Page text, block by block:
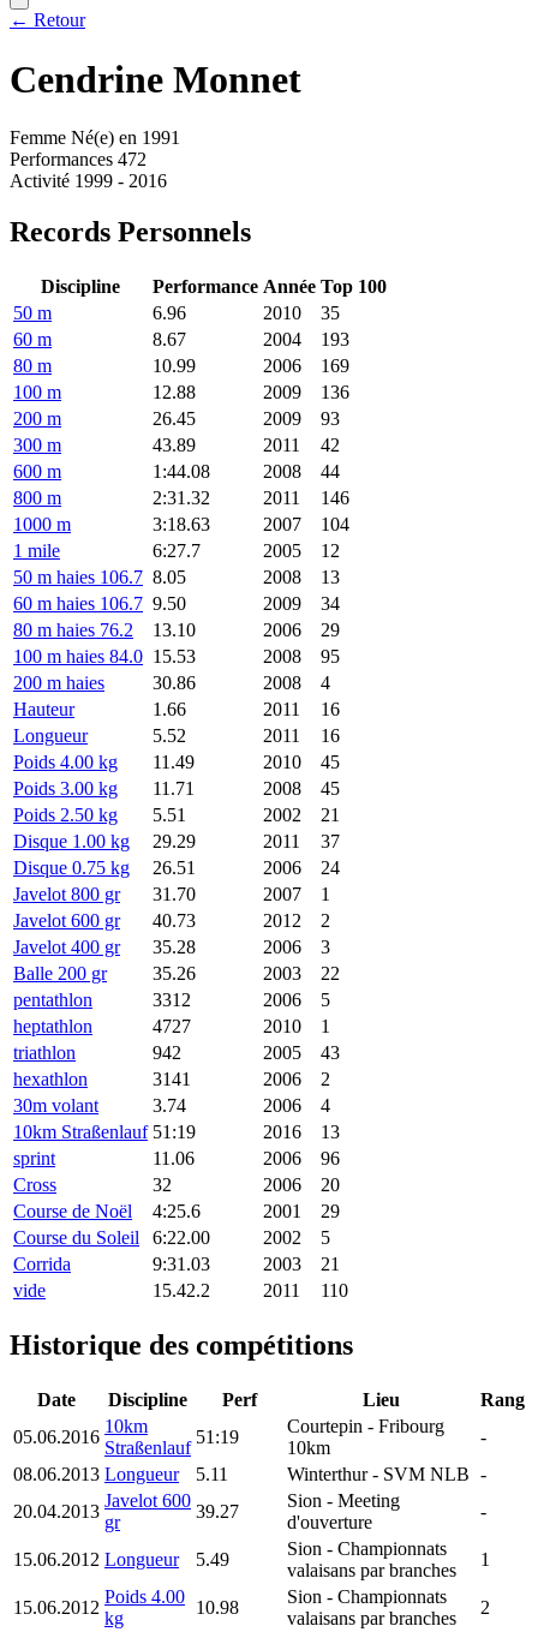
← Retour
Cendrine Monnet
Femme Né(e) en 1991
Performances 472
Activité 1999 - 2016
Records Personnels
Discipline Performance Année Top 100
50 m
6.96 2010
35
60 m
8.67 2004
193
80 m
10.99 2006
169
100 m
12.88 2009
136
200 m
26.45 2009
93
300 m
43.89 2011
42
600 m
1:44.08 2008
44
800 m
2:31.32 2011
146
1000 m
3:18.63 2007
104
1 mile
6:27.7 2005
12
50 m haies 106.7 8.05 2008
13
60 m haies 106.7 9.50 2009
34
80 m haies 76.2
13.10 2006
29
100 m haies 84.0 15.53 2008
95
200 m haies
30.86 2008
4
Hauteur
1.66 2011
16
Longueur
5.52 2011
16
Poids 4.00 kg
11.49 2010
45
Poids 3.00 kg
11.71 2008
45
Poids 2.50 kg
5.51 2002
21
Disque 1.00 kg
29.29 2011
37
Disque 0.75 kg
26.51 2006
24
Javelot 800 gr
31.70 2007
1
Javelot 600 gr
40.73 2012
2
Javelot 400 gr
35.28 2006
3
Balle 200 gr
35.26 2003
22
pentathlon
3312 2006
5
heptathlon
4727 2010
1
triathlon
942 2005
43
hexathlon
3141 2006
2
30m volant
3.74 2006
4
10km Straßenlauf 51:19 2016
13
sprint
11.06 2006
96
Cross
32 2006
20
Course de Noël
4:25.6 2001
29
Course du Soleil
6:22.00 2002
5
Corrida
9:31.03 2003
21
vide
15.42.2 2011 110
Historique des compétitions
Date Discipline Perf Lieu
Rang
05.06.2016
10km
Straßenlauf
51:19
Courtepin - Fribourg
10km
-
08.06.2013 Longueur 5.11 Winterthur- SVM NLB -
20.04.2013
Javelot 600
gr
39.27
Sion - Meeting
d'ouverture
-
15.06.2012 Longueur 5.49
Sion - Championnats
valaisans par branches
1
15.06.2012
Poids 4.00
kg
10.98
Sion - Championnats
valaisans par branches
2